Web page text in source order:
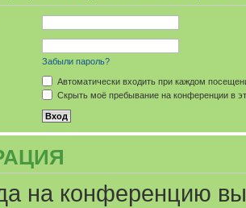
Забыли пароль?
Автоматически входить при каждом
Скрыть моё пребывание на конференции в
на конференцию